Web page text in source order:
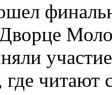
читают